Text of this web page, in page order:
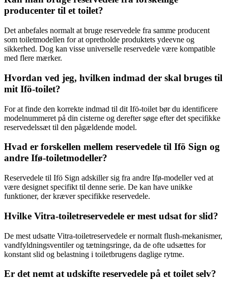
producenter til et toilet?
Det anbefales normalt at bruge reservedele fra samme producent
som toiletmodellen for at opretholde produktets ydeevne og
sikkerhed. Dog kan visse universelle reservedele være kompatible
med flere mærker.
Hvordan ved jeg, hvilken indmad der skal bruges til
mit Ifö-toilet?
For at finde den korrekte indmad til dit Ifö-toilet bør du identificere
modelnummeret på din cisterne og derefter søge efter det specifikke
reservedelssæt til den pågældende model.
Hvad er forskellen mellem reservedele til Ifö Sign og
andre Ifø-toiletmodeller?
Reservedele til Ifö Sign adskiller sig fra andre Ifø-modeller ved at
være designet specifikt til denne serie. De kan have unikke
funktioner, der kræver specifikke reservedele.
Hvilke Vitra-toiletreservedele er mest udsat for slid?
De mest udsatte Vitra-toiletreservedele er normalt flush-mekanismer,
vandfyldningsventiler og tætningsringe, da de ofte udsættes for
konstant slid og belastning i toiletbrugens daglige rytme.
Er det nemt at udskifte reservedele på et toilet selv?